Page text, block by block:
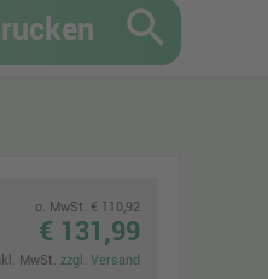
search
o. MwSt. € 110,92
€ 131,99
MwSt. zzgl. Versand